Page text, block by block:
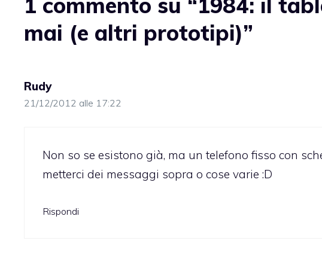
mai (e altri prototipi)”
Rudy
21/12/2012 alle 17:22
Non so se esistono già, ma un telefono fisso con
metterci dei messaggi sopra o cose varie :D
Rispondi